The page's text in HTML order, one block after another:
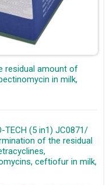
residual amount of
in milk,
TECH (5 in1) JC0871/
of the residual
ceftiofur in milk,